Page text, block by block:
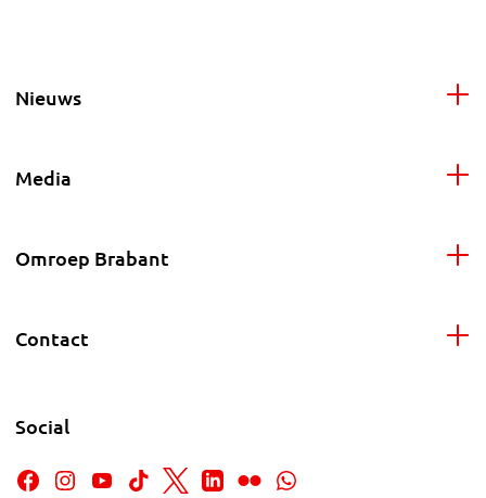
Nieuws
Media
Omroep Brabant
Contact
Social